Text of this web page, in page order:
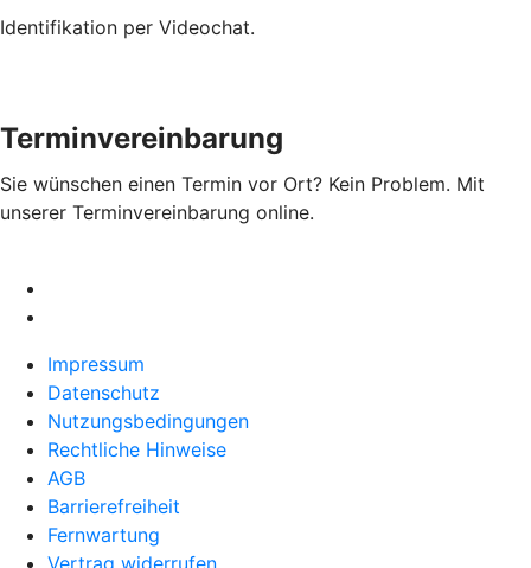
Identifikation per Videochat.
Terminvereinbarung
Sie wünschen einen Termin vor Ort? Kein Problem. Mit
unserer Terminvereinbarung online.
Impressum
Datenschutz
Nutzungsbedingungen
Rechtliche Hinweise
AGB
Barrierefreiheit
Fernwartung
Vertrag widerrufen